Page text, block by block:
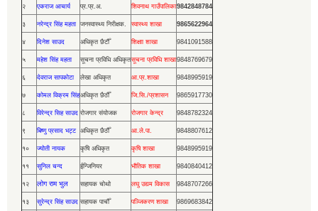
२ एकराज आचार्य प्र.प्र.अ. शिवनाथ गाउँपालिका9842848784
३ नरेन्द्र सिंह महता जनस्वास्थ्य निरीक्षक. स्वास्थ्य शाखा 9865622964
४ दिनेश साउद अधिकृत छैटौँ शिक्षाा शाखा 9841091588
५ महेश सिंह महता सूचना प्रविधि अधिकृतसूचना प्रविधि शाखा9848769679
६ देवराज सापकोटा लेखा अधिकृत आ.प्र.शाखा 9848995919
७ कोमल विक्रम सिंहअधिकृत छैठौँ जि.सि./प्रशासन 9865917730
८ विरेन्द्र सिह साउद रोजगार संयोजक रोजगार केन्द्र 9848782324
९ बिष्णु प्रसाद भट्ट अधिकृत छैठौँ आ.ले.पा. 9848807612
१० ज्योती नायक कृषि अधिकृत कृषि शाखा 9848995919
११ सुनिल चन्द ईन्जिनियर भौतिक शाखा 9840840412
१२ लोग राम भुल सहायक चोथो लघु उद्यम विकास 9848707266
१३ सुरेन्द्र सिंह साउद सहायक पाचौँ पञ्जिकरण शाखा 9869683842